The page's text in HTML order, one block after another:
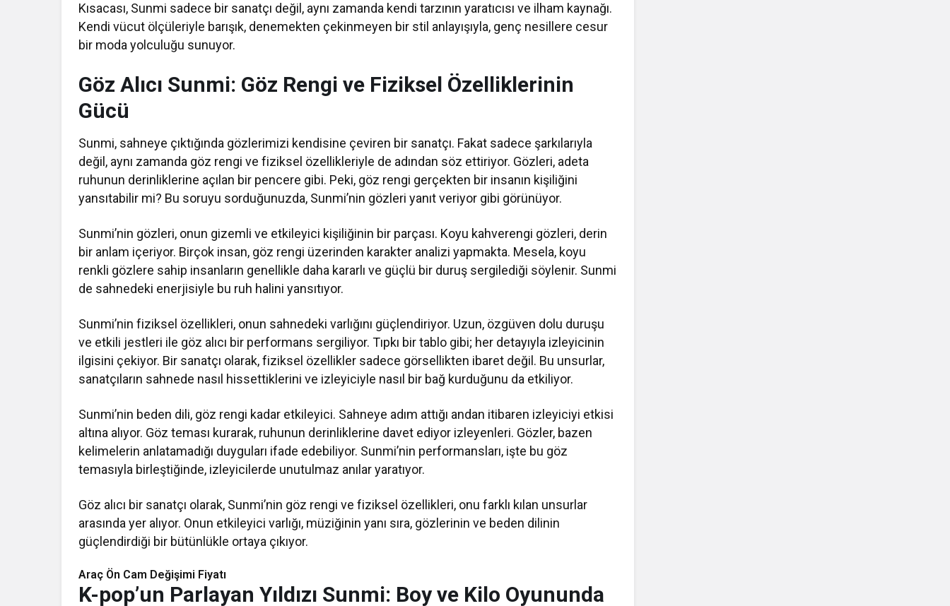
Kısacası, Sunmi sadece bir sanatçı değil, aynı zamanda kendi tarzının yaratıcısı ve ilham kaynağı.
Kendi vücut ölçüleriyle barışık, denemekten çekinmeyen bir stil anlayışıyla, genç nesillere cesur
bir moda yolculuğu sunuyor.
Göz Alıcı Sunmi: Göz Rengi ve Fiziksel Özelliklerinin
Gücü
Sunmi, sahneye çıktığında gözlerimizi kendisine çeviren bir sanatçı. Fakat sadece şarkılarıyla
değil, aynı zamanda göz rengi ve fiziksel özellikleriyle de adından söz ettiriyor. Gözleri, adeta
ruhunun derinliklerine açılan bir pencere gibi. Peki, göz rengi gerçekten bir insanın kişiliğini
yansıtabilir mi? Bu soruyu sorduğunuzda, Sunmi’nin gözleri yanıt veriyor gibi görünüyor.
Sunmi’nin gözleri, onun gizemli ve etkileyici kişiliğinin bir parçası. Koyu kahverengi gözleri, derin
bir anlam içeriyor. Birçok insan, göz rengi üzerinden karakter analizi yapmakta. Mesela, koyu
renkli gözlere sahip insanların genellikle daha kararlı ve güçlü bir duruş sergilediği söylenir. Sunmi
de sahnedeki enerjisiyle bu ruh halini yansıtıyor.
Sunmi’nin fiziksel özellikleri, onun sahnedeki varlığını güçlendiriyor. Uzun, özgüven dolu duruşu
ve etkili jestleri ile göz alıcı bir performans sergiliyor. Tıpkı bir tablo gibi; her detayıyla izleyicinin
ilgisini çekiyor. Bir sanatçı olarak, fiziksel özellikler sadece görsellikten ibaret değil. Bu unsurlar,
sanatçıların sahnede nasıl hissettiklerini ve izleyiciyle nasıl bir bağ kurduğunu da etkiliyor.
Sunmi’nin beden dili, göz rengi kadar etkileyici. Sahneye adım attığı andan itibaren izleyiciyi etkisi
altına alıyor. Göz teması kurarak, ruhunun derinliklerine davet ediyor izleyenleri. Gözler, bazen
kelimelerin anlatamadığı duyguları ifade edebiliyor. Sunmi’nin performansları, işte bu göz
temasıyla birleştiğinde, izleyicilerde unutulmaz anılar yaratıyor.
Göz alıcı bir sanatçı olarak, Sunmi’nin göz rengi ve fiziksel özellikleri, onu farklı kılan unsurlar
arasında yer alıyor. Onun etkileyici varlığı, müziğinin yanı sıra, gözlerinin ve beden dilinin
güçlendirdiği bir bütünlükle ortaya çıkıyor.
Araç Ön Cam Değişimi Fiyatı​​
K-pop’un Parlayan Yıldızı Sunmi: Boy ve Kilo Oyununda